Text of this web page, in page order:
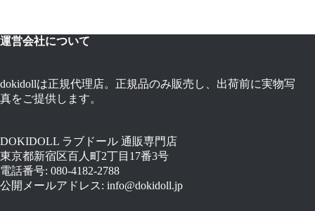
運営会社について
dokidollは正規代理店。正規品のみ販売し、出荷前に実物写
真をご提供します。
DOKIDOLL ラブドール 通販専門店
東京都新宿区百人町2丁目17番3号
電話番号: 080-4182-2788
公開メールアドレス: info@dokidoll.jp